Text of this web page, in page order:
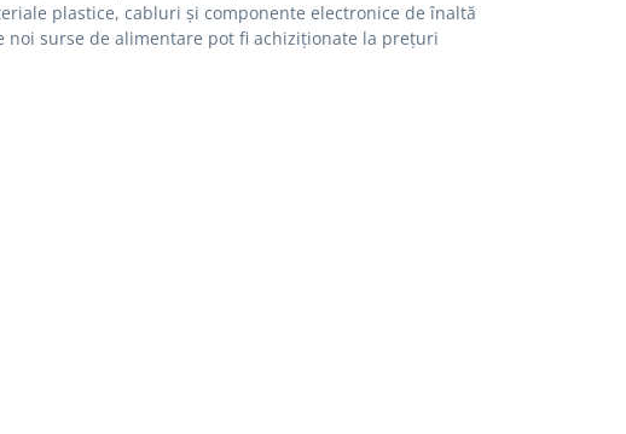
plastice, cabluri și componente electronice de înaltă
noi surse de alimentare pot fi achiziționate la prețuri